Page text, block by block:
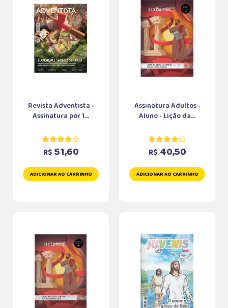
Revista Adventista -
Assinatura por 1...
R$ 51,60
ADICIONAR AO CARRINHO
Assinatura Adultos -
Aluno - Lição da...
R$ 40,50
ADICIONAR AO CARRINHO